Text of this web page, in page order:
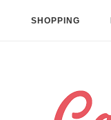
SHOPPING